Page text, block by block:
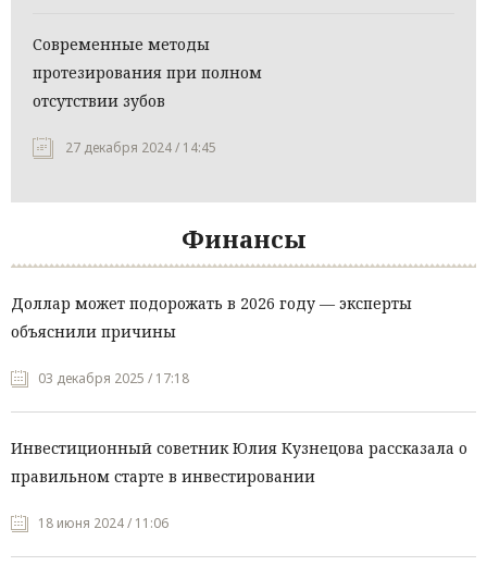
Современные методы
протезирования при полном
отсутствии зубов
27 декабря 2024 / 14:45
Финансы
Доллар может подорожать в 2026 году — эксперты
объяснили причины
03 декабря 2025 / 17:18
Инвестиционный советник Юлия Кузнецова рассказала о
правильном старте в инвестировании
18 июня 2024 / 11:06